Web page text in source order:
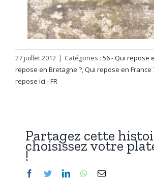
27 juillet 2012 | Catégories : 56 - Qui repose
repose en Bretagne ?,Qui repose en France
repose ici - FR
Partagez cette
choisissez votre
!
Facebook
TwitterLinkedInWhatsApp
Email